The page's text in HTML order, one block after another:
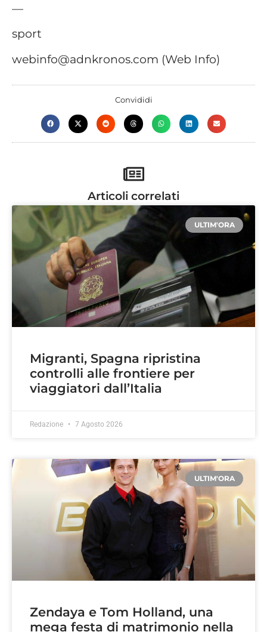
—
sport
webinfo@adnkronos.com (Web Info)
Convididi
Articoli correlati
ULTIM'ORA
Migranti, Spagna ripristina
controlli alle frontiere per
viaggiatori dall’Italia
Redazione 7 Agosto 2026
ULTIM'ORA
Zendaya e Tom Holland, una
mega festa di matrimonio nella